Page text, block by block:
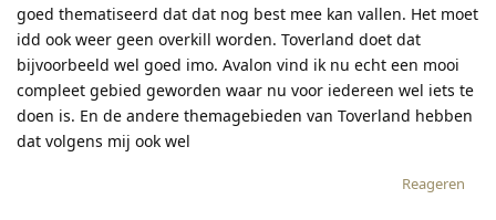
goed thematiseerd dat dat nog best mee kan vallen. Het moet
idd ook weer geen overkill worden. Toverland doet dat
bijvoorbeeld wel goed imo. Avalon vind ik nu echt een mooi
compleet gebied geworden waar nu voor iedereen wel iets te
doen is. En de andere themagebieden van Toverland hebben
dat volgens mij ook wel
Reageren